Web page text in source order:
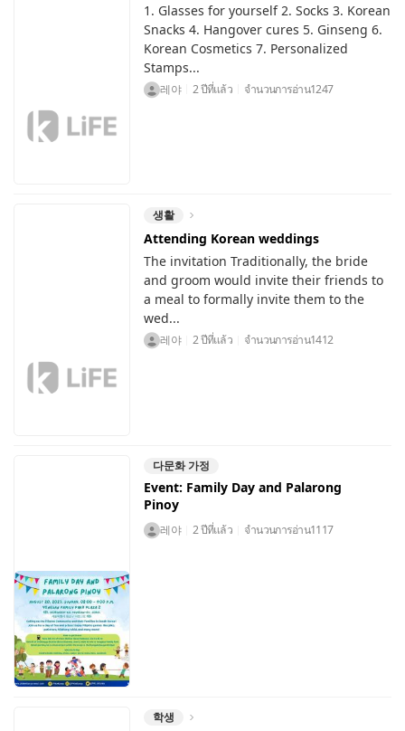
1. Glasses for yourself 2. Socks 3. Korean
Snacks 4. Hangover cures 5. Ginseng 6.
Korean Cosmetics 7. Personalized
Stamps...
레야 2 ปีที่แล้ว จำนวนการอ่าน1247
생활
Attending Korean weddings
The invitation Traditionally, the bride
and groom would invite their friends to
a meal to formally invite them to the
wed...
레야 2 ปีที่แล้ว จำนวนการอ่าน1412
다문화 가정
Event: Family Day and Palarong
Pinoy
레야 2 ปีที่แล้ว จำนวนการอ่าน1117
학생